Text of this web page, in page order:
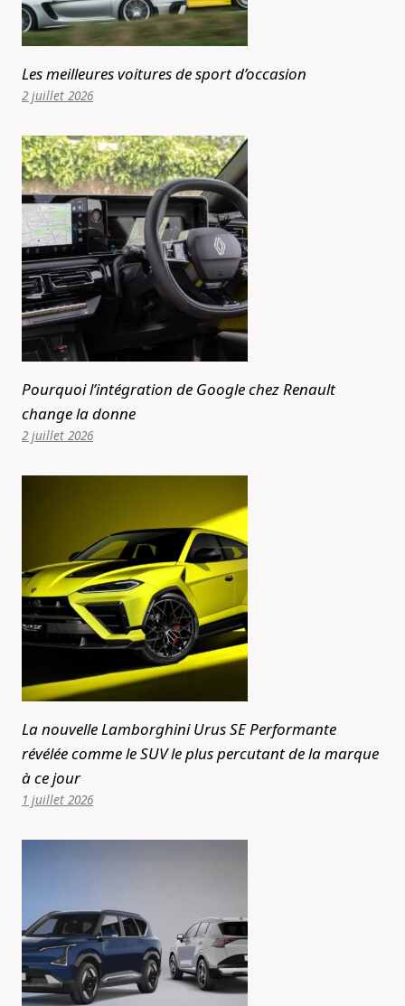
Les meilleures voitures de sport d’occasion
2 juillet 2026
Pourquoi l’intégration de Google chez Renault
change la donne
2 juillet 2026
La nouvelle Lamborghini Urus SE Performante
révélée comme le SUV le plus percutant de la marque
à ce jour
1 juillet 2026